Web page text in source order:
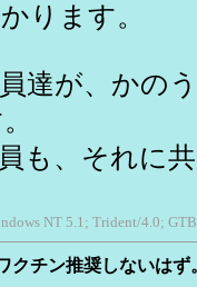
ります。
達が、かの
も、それに
NT 5.1; Trident/4.0;
チン推奨しないはず